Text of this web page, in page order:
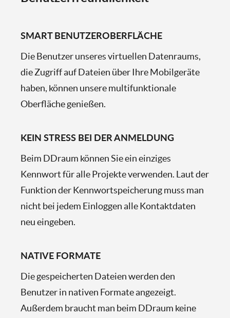
SMART BENUTZEROBERFLÄCHE
Die Benutzer unseres virtuellen Datenraums,
die Zugriff auf Dateien über Ihre Mobilgeräte
haben, können unsere multifunktionale
Oberfläche genießen.
KEIN STRESS BEI DER ANMELDUNG
Beim DDraum können Sie ein einziges
Kennwort für alle Projekte verwenden. Laut der
Funktion der Kennwortspeicherung muss man
nicht bei jedem Einloggen alle Kontaktdaten
neu eingeben.
NATIVE FORMATE
Die gespeicherten Dateien werden den
Benutzer in nativen Formate angezeigt.
Außerdem braucht man beim DDraum keine